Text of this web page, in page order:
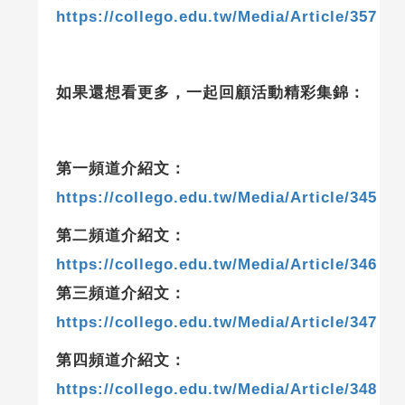
https://collego.edu.tw/Media/Article/357
如果還想看更多，一起回顧活動精彩集錦：
第一頻道介紹文：
https://collego.edu.tw/Media/Article/345
第二頻道介紹文：
https://collego.edu.tw/Media/Article/346
第三頻道介紹文：
https://collego.edu.tw/Media/Article/347
第四頻道介紹文：
https://collego.edu.tw/Media/Article/348